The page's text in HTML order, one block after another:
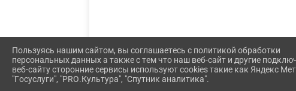
Пользуясь нашим сайтом, вы соглашаетесь с политикой обработки
персональных данных а также с тем что наш веб-сайт и другие
веб-сайту сторонние сервисы используют cookies такие как Яндекс
"Госуслуги", "PRO.Культура", "Спутник аналитика".